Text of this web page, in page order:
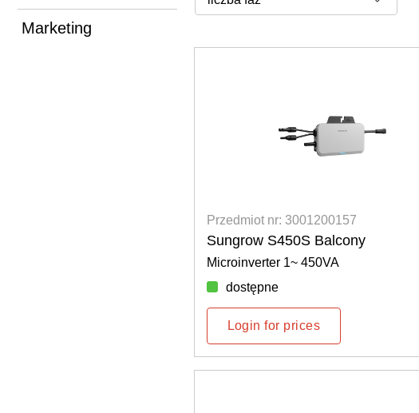
Marketing
Przedmiot nr: 3001200157
Sungrow S450S Balcony
Microinverter 1~ 450VA
dostępne
Login for prices